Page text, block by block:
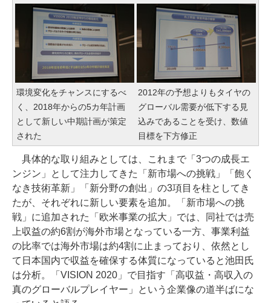
環境変化をチャンスにするべ
く、2018年からの5カ年計画
として新しい中期計画が策定
された
2012年の予想よりもタイヤの
グローバル需要が低下する見
込みであることを受け、数値
目標を下方修正
具体的な取り組みとしては、これまで「3つの成長エ
ンジン」として注力してきた「新市場への挑戦」「飽く
なき技術革新」「新分野の創出」の3項目を柱としてき
たが、それぞれに新しい要素を追加。「新市場への挑
戦」に追加された「欧米事業の拡大」では、同社では売
上収益の約6割が海外市場となっている一方、事業利益
の比率では海外市場は約4割に止まっており、依然とし
て日本国内で収益を確保する体質になっていると池田氏
は分析。「VISION 2020」で目指す「高収益・高収入の
真のグローバルプレイヤー」という企業像の道半ばにな